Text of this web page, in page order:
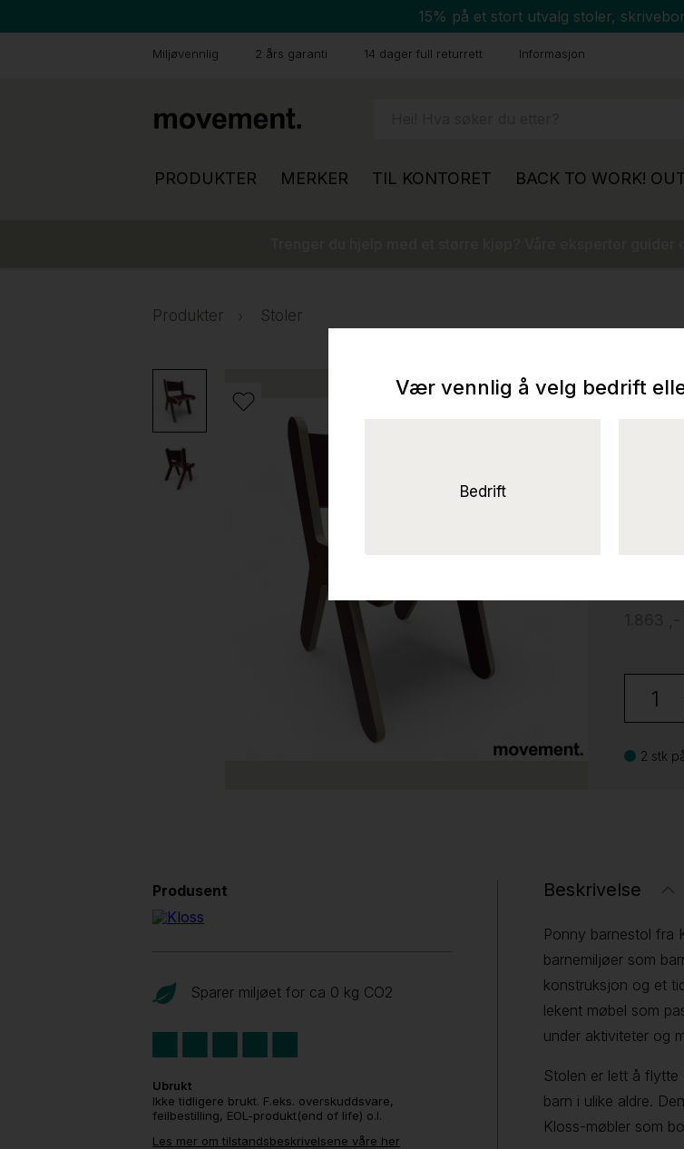
15% på et stort utvalg stoler,
Miljøvennlig 2 års garanti 14 dager full returrett Informasjon
PRODUKTER MERKER TIL KONTORET BACK TO WORK!
Produkter Stoler
2 stk
Produsent
Sparer miljøet for ca 0 kg CO2
Ubrukt
Ikke tidligere brukt. F.eks. overskuddsvare,
feilbestilling, EOL-produkt(end of life) o.l.
Les mer om tilstandsbeskrivelsene våre her
Beskrivelse
Ponny barnestol fra
barnemiljøer som
konstruksjon og et
lekent møbel som
under aktiviteter og
Stolen er lett å flytte
barn i ulike aldre.
Kloss-møbler som
Vær vennlig å velg bedrift
Bedrift